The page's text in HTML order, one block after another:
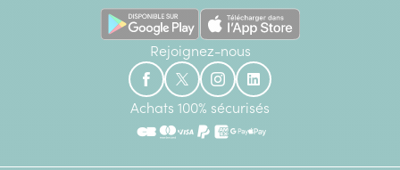
Rejoignez-nous
Achats 100% sécurisés